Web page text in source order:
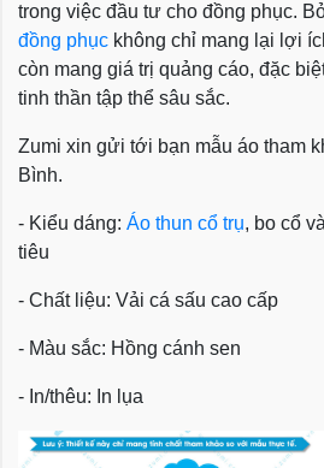
trong việc đầu tư cho đồng phục.
đồng phục không chỉ mang lại lợi
còn mang giá trị quảng cáo, đặc
tinh thần tập thể sâu sắc.
Zumi xin gửi tới bạn mẫu áo tham
Bình.
- Kiểu dáng: Áo thun cổ trụ, bo cổ
tiêu
- Chất liệu: Vải cá sấu cao cấp
- Màu sắc: Hồng cánh sen
- In/thêu: In lụa